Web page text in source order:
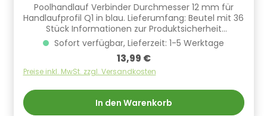
Poolhandlauf Verbinder Durchmesser 12 mm für
Handlaufprofil Q1 in blau. Lieferumfang: Beutel mit 36
Stück Informationen zur Produktsicherheit
Hersteller/EU Verantwortliche Person: CF Group
Deutschland GmbH, Bahnhofstraße 68, 73240
Wendlingen, DE, info.de@cf.group, +4970244048100
Gefahrstoffhinweise (falls vorhanden):
Sofort verfügbar, Lieferzeit: 1-5 Werktage
Regulärer Preis:
13,99 €
Preise inkl. MwSt. zzgl. Versandkosten
In den Warenkorb